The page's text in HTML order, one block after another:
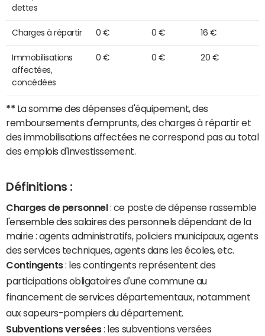
dettes
Charges à répartir 0 € 0 € 16 €
Immobilisations
affectées,
concédées
0 € 0 € 20 €
** La somme des dépenses d'équipement, des
remboursements d'emprunts, des charges à répartir et
des immobilisations affectées ne correspond pas au total
des emplois d'investissement.
Définitions :
Charges de personnel : ce poste de dépense rassemble
l'ensemble des salaires des personnels dépendant de la
mairie : agents administratifs, policiers municipaux, agents
des services techniques, agents dans les écoles, etc.
Contingents: les contingents représentent des
participations obligatoires d'une commune au
financement de services départementaux, notamment
aux sapeurs-pompiers du département.
Subventions versées: les subventions versées